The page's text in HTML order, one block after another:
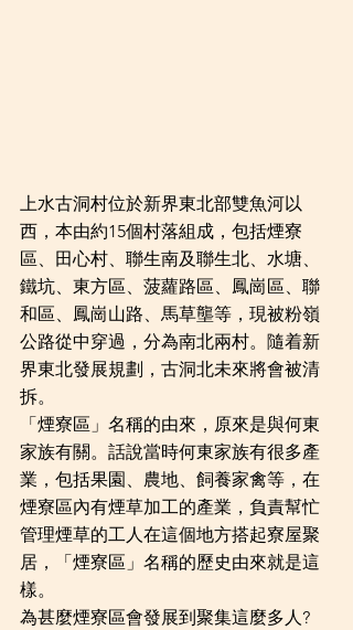
上水古洞村位於新界東北部雙魚河以
西，本由約15個村落組成，包括煙寮
區、田心村、聯生南及聯生北、水塘、
鐵坑、東方區、菠蘿路區、鳳崗區、聯
和區、鳳崗山路、馬草壟等，現被粉嶺
公路從中穿過，分為南北兩村。隨着新
界東北發展規劃，古洞北未來將會被清
拆。
「煙寮區」名稱的由來，原來是與何東
家族有關。話說當時何東家族有很多產
業，包括果園、農地、飼養家禽等，在
煙寮區內有煙草加工的產業，負責幫忙
管理煙草的工人在這個地方搭起寮屋聚
居，「煙寮區」名稱的歷史由來就是這
樣。
為甚麼煙寮區會發展到聚集這麼多人?